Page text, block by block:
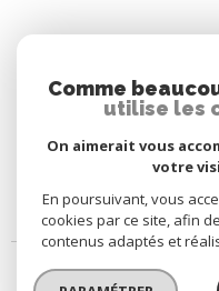
© 2026 | Tous droits
Comme
utilise les
On aimerait vous
votre
En poursuivant, vous
cookies par ce site, afin
contenus adaptés et